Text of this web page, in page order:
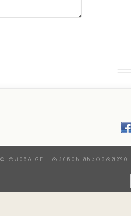
© ᲠᲙᲘᲜᲐ.GE – ᲠᲙᲘᲜᲘᲡ